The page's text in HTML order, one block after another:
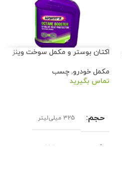
اکتان بوستر و مکمل سوخت وینز
مکمل خودرو, چسب
تماس بگیرید
حجم 325 میلی‌لیتر
بازه حجم 251-500 میلی‌لیتر